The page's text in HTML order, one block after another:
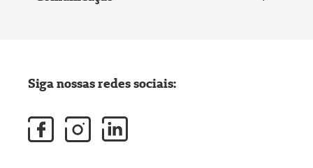
Siga nossas redes sociais: